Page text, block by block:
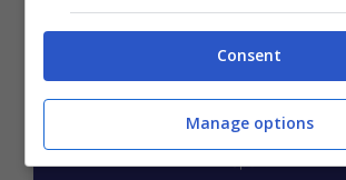
Per i nuovi utenti della piattaforma:
Consent
Manage options